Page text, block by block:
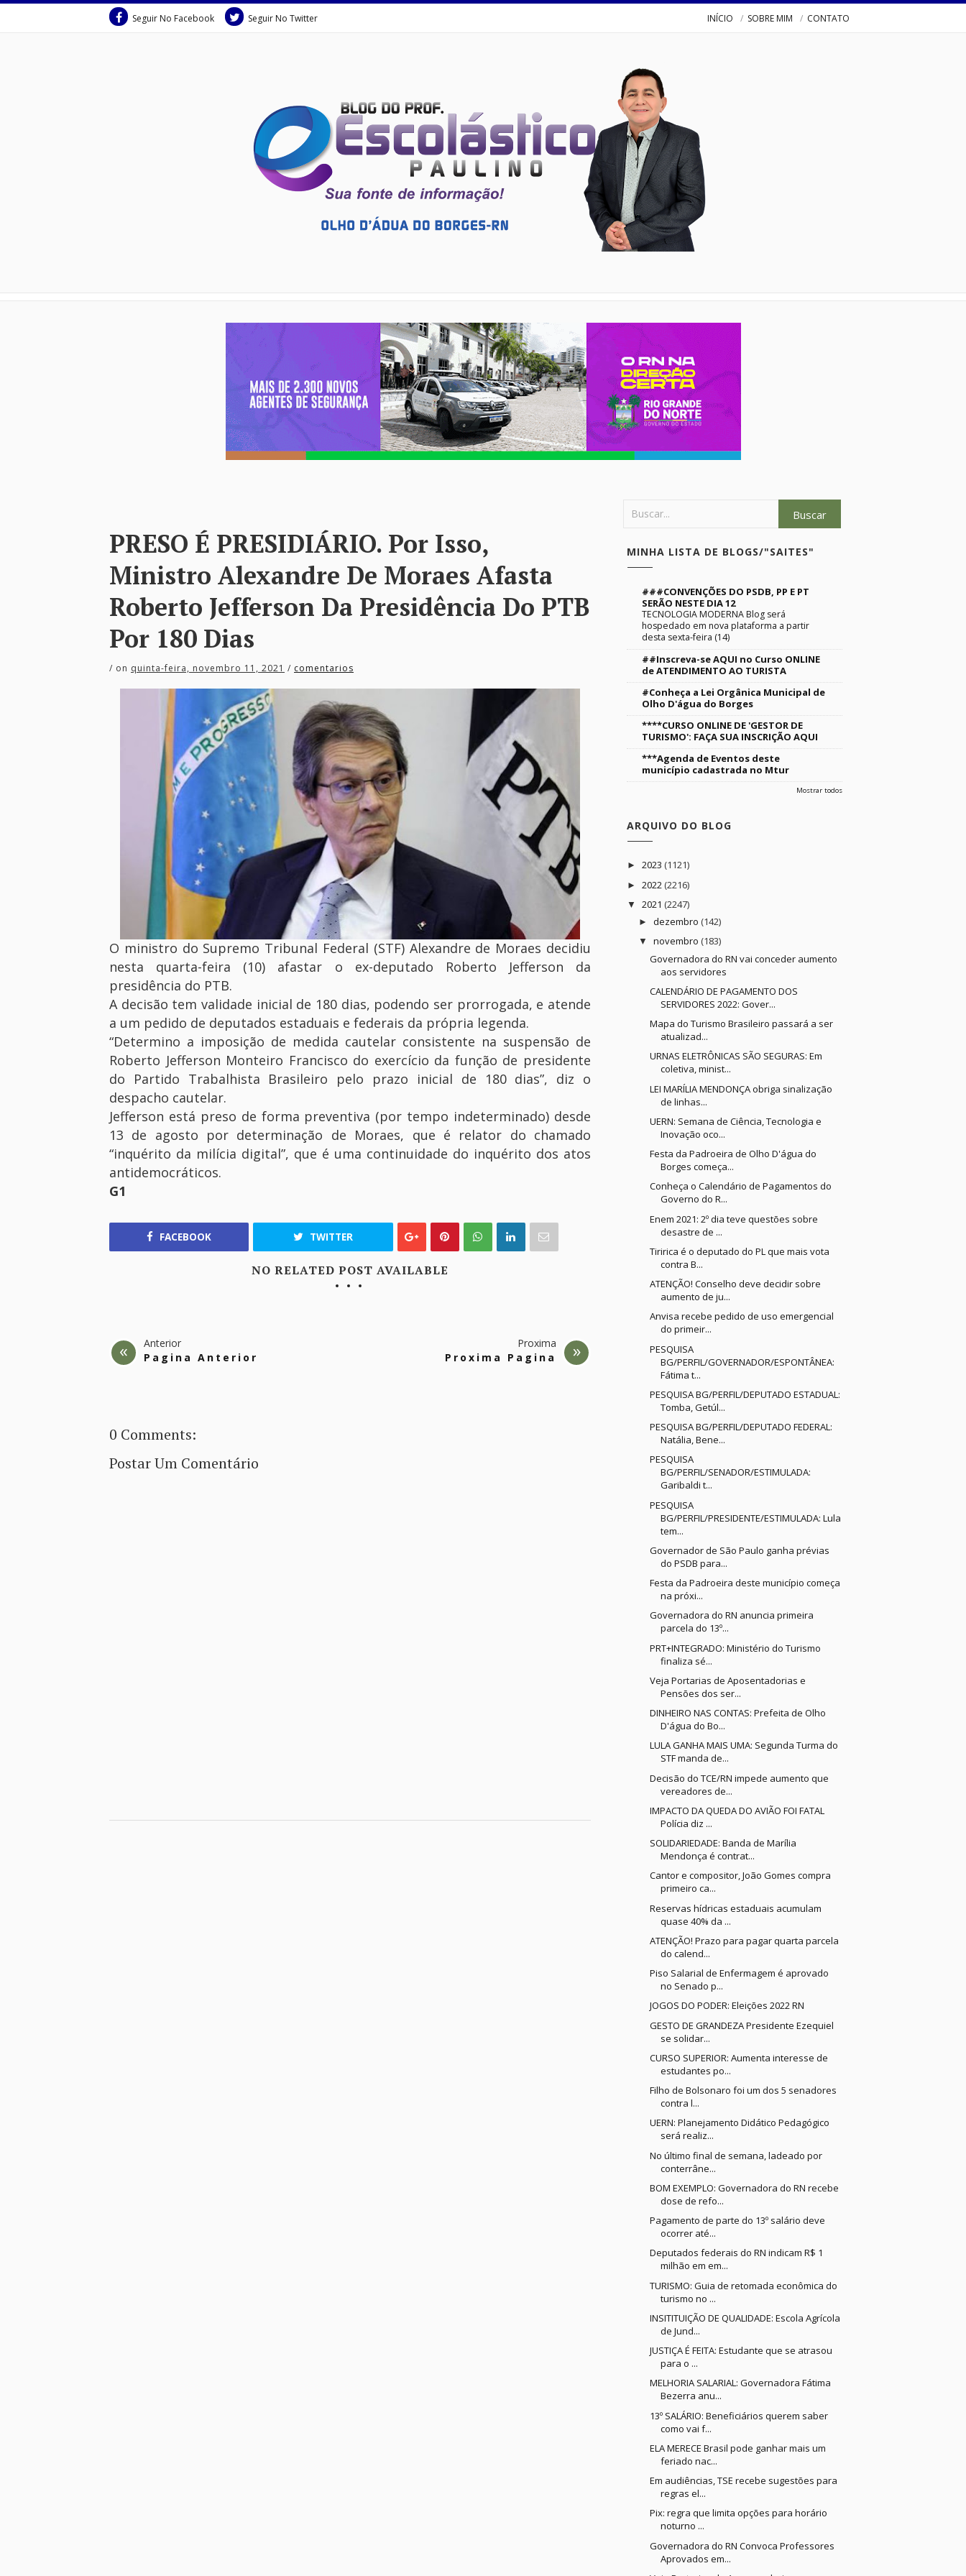
Seguir No Facebook Seguir No Twitter INÍCIO SOBRE MIM CONTATO
PRESO É PRESIDIÁRIO. Por Isso,
Ministro Alexandre De Moraes Afasta
Roberto Jefferson Da Presidência Do PTB
Por 180 Dias
/ on quinta-feira, novembro 11, 2021 / comentarios
O ministro do Supremo Tribunal Federal (STF) Alexandre de Moraes decidiu
nesta quarta-feira (10) afastar o ex-deputado Roberto Jefferson da
presidência do PTB.
A decisão tem validade inicial de 180 dias, podendo ser prorrogada, e atende
a um pedido de deputados estaduais e federais da própria legenda.
“Determino a imposição de medida cautelar consistente na suspensão de
Roberto Jefferson Monteiro Francisco do exercício da função de presidente
do Partido Trabalhista Brasileiro pelo prazo inicial de 180 dias”, diz o
despacho cautelar.
Jefferson está preso de forma preventiva (por tempo indeterminado) desde
13 de agosto por determinação de Moraes, que é relator do chamado
“inquérito da milícia digital”, que é uma continuidade do inquérito dos atos
antidemocráticos.
G1
FACEBOOK TWITTER
NO RELATED POST AVAILABLE
Anterior
Pagina Anterior
Proxima
Proxima Pagina
0 Comments:
Postar Um Comentário
MINHA LISTA DE BLOGS/"SAITES"
###CONVENÇÕES DO PSDB, PP E PT
SERÃO NESTE DIA 12
TECNOLOGIA MODERNA Blog será
hospedado em nova plataforma a partir
desta sexta-feira (14)
##Inscreva-se AQUI no Curso ONLINE
de ATENDIMENTO AO TURISTA
#Conheça a Lei Orgânica Municipal de
Olho D'água do Borges
****CURSO ONLINE DE 'GESTOR DE
TURISMO': FAÇA SUA INSCRIÇÃO AQUI
***Agenda de Eventos deste
município cadastrada no Mtur
Mostrar todos
ARQUIVO DO BLOG
► 2023 (1121)
► 2022 (2216)
▼ 2021 (2247)
► dezembro (142)
▼ novembro (183)
Governadora do RN vai conceder aumento
aos servidores
CALENDÁRIO DE PAGAMENTO DOS
SERVIDORES 2022: Gover...
Mapa do Turismo Brasileiro passará a ser
atualizad...
URNAS ELETRÔNICAS SÃO SEGURAS: Em
coletiva, minist...
LEI MARÍLIA MENDONÇA obriga sinalização
de linhas...
UERN: Semana de Ciência, Tecnologia e
Inovação oco...
Festa da Padroeira de Olho D'água do
Borges começa...
Conheça o Calendário de Pagamentos do
Governo do R...
Enem 2021: 2º dia teve questões sobre
desastre de ...
Tiririca é o deputado do PL que mais vota
contra B...
ATENÇÃO! Conselho deve decidir sobre
aumento de ju...
Anvisa recebe pedido de uso emergencial
do primeir...
PESQUISA
BG/PERFIL/GOVERNADOR/ESPONTÂNEA:
Fátima t...
PESQUISA BG/PERFIL/DEPUTADO ESTADUAL:
Tomba, Getúl...
PESQUISA BG/PERFIL/DEPUTADO FEDERAL:
Natália, Bene...
PESQUISA
BG/PERFIL/SENADOR/ESTIMULADA:
Garibaldi t...
PESQUISA
BG/PERFIL/PRESIDENTE/ESTIMULADA: Lula
tem...
Governador de São Paulo ganha prévias
do PSDB para...
Festa da Padroeira deste município começa
na próxi...
Governadora do RN anuncia primeira
parcela do 13º...
PRT+INTEGRADO: Ministério do Turismo
finaliza sé...
Veja Portarias de Aposentadorias e
Pensões dos ser...
DINHEIRO NAS CONTAS: Prefeita de Olho
D'água do Bo...
LULA GANHA MAIS UMA: Segunda Turma do
STF manda de...
Decisão do TCE/RN impede aumento que
vereadores de...
IMPACTO DA QUEDA DO AVIÃO FOI FATAL
Polícia diz ...
SOLIDARIEDADE: Banda de Marília
Mendonça é contrat...
Cantor e compositor, João Gomes compra
primeiro ca...
Reservas hídricas estaduais acumulam
quase 40% da ...
ATENÇÃO! Prazo para pagar quarta parcela
do calend...
Piso Salarial de Enfermagem é aprovado
no Senado p...
JOGOS DO PODER: Eleições 2022 RN
GESTO DE GRANDEZA Presidente Ezequiel
se solidar...
CURSO SUPERIOR: Aumenta interesse de
estudantes po...
Filho de Bolsonaro foi um dos 5 senadores
contra l...
UERN: Planejamento Didático Pedagógico
será realiz...
No último final de semana, ladeado por
conterrâne...
BOM EXEMPLO: Governadora do RN recebe
dose de refo...
Pagamento de parte do 13º salário deve
ocorrer até...
Deputados federais do RN indicam R$ 1
milhão em em...
TURISMO: Guia de retomada econômica do
turismo no ...
INSITITUIÇÃO DE QUALIDADE: Escola Agrícola
de Jund...
JUSTIÇA É FEITA: Estudante que se atrasou
para o ...
MELHORIA SALARIAL: Governadora Fátima
Bezerra anu...
13º SALÁRIO: Beneficiários querem saber
como vai f...
ELA MERECE Brasil pode ganhar mais um
feriado nac...
Em audiências, TSE recebe sugestões para
regras el...
Pix: regra que limita opções para horário
noturno ...
Governadora do RN Convoca Professores
Aprovados em...